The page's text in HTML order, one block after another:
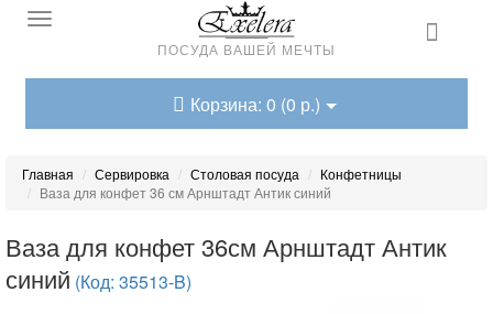
ПОСУДА ВАШЕЙ МЕЧТЫ
Корзина: 0 (0 р.)
Главная Сервировка Столовая посуда
Конфетницы
Ваза для конфет 36 см Арнштадт Антик синий
Ваза для конфет 36см Арнштадт Антик
синий (Код: 35513-B)